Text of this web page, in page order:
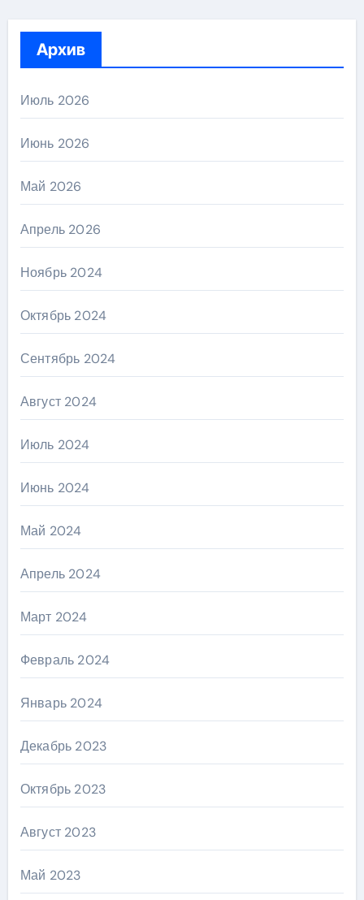
Архив
Июль 2026
Июнь 2026
Май 2026
Апрель 2026
Ноябрь 2024
Октябрь 2024
Сентябрь 2024
Август 2024
Июль 2024
Июнь 2024
Май 2024
Апрель 2024
Март 2024
Февраль 2024
Январь 2024
Декабрь 2023
Октябрь 2023
Август 2023
Май 2023